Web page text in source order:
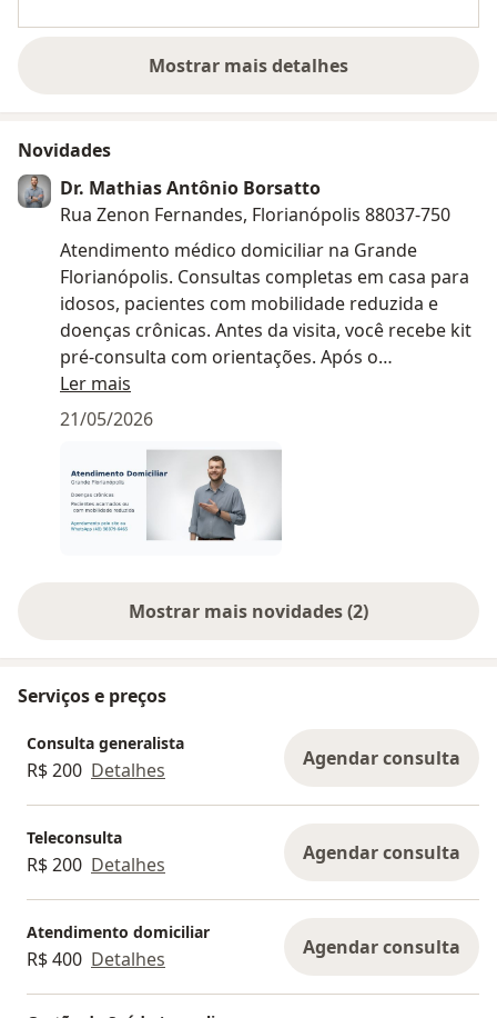
Mostrar mais detalhes
sobre a experiência
Novidades
Dr. Mathias Antônio Borsatto
Rua Zenon Fernandes, Florianópolis 88037-750
Atendimento médico domiciliar na Grande
Florianópolis. Consultas completas em casa para
idosos, pacientes com mobilidade reduzida e
doenças crônicas. Antes da visita, você recebe kit
pré-consulta com orientações. Após o
atendimento, sumário por escrito com
diagnóstico e plano de cuidados. Atendo
Agende pelo WhatsApp ou pelo site.
Ler mais
21/05/2026
Mostrar mais novidades (2)
Serviços e preços
Consulta generalista
R$ 200 Detalhes Agendar consulta
Teleconsulta
R$ 200 Detalhes Agendar consulta
Atendimento domiciliar
R$ 400 Detalhes Agendar consulta